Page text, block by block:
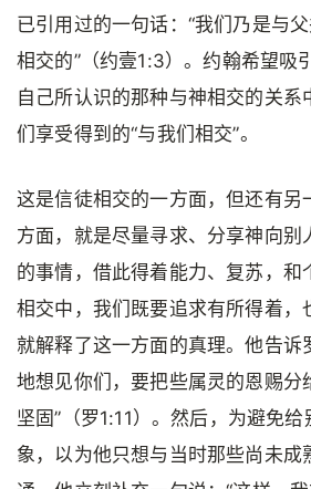
已引用过的一句话：“我们乃是与
相交的”（约壹1:3）。约翰希望吸
自己所认识的那种与神相交的关系
们享受得到的“与我们相交”。
这是信徒相交的一方面，但还有另
方面，就是尽量寻求、分享神向别
的事情，借此得着能力、复苏，和
相交中，我们既要追求有所得着，
就解释了这一方面的真理。他告诉
地想见你们，要把些属灵的恩赐分
坚固”（罗1:11）。然后，为避免
象，以为他只想与当时那些尚未成